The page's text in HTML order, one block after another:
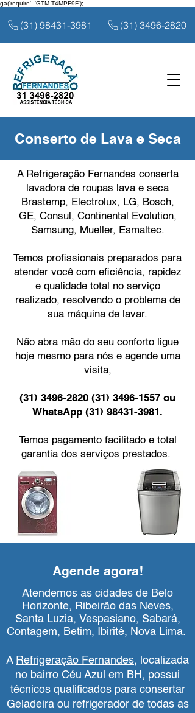
ga('require', 'GTM-T4MPF9F');
(31) 98431-3981 (31) 3496-2820
Conserto de Lava e Seca
A Refrigeração Fernandes conserta
lavadora de roupas lava e seca
Brastemp, Electrolux, LG, Bosch,
GE, Consul, Continental Evolution,
Samsung, Mueller, Esmaltec.
Temos profissionais preparados para
atender você com eficiência, rapidez
e qualidade total no serviço
realizado, resolvendo o problema de
sua máquina de lavar.
Não abra mão do seu conforto ligue
hoje mesmo para nós e agende uma
visita,
(31) 3496-2820 (31) 3496-1557 ou
WhatsApp (31) 98431-3981 .
Temos pagamento facilitado e total
garantia dos serviços prestados.
Agende agora!
Atendemos as cidades de Belo
Horizonte, Ribeirão das Neves,
Santa Luzia, Vespasiano, Sabará,
Contagem, Betim, Ibirité, Nova Lima.
A Refrigeração Fernandes, localizada
no bairro Céu Azul em BH, possui
técnicos qualificados para consertar
Geladeira ou refrigerador de todas as